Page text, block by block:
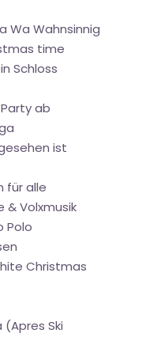
Wa Wahnsinnig
time
Schloss
ab
ist
für alle
& Volxmusik
Polo
Christmas
(Apres Ski